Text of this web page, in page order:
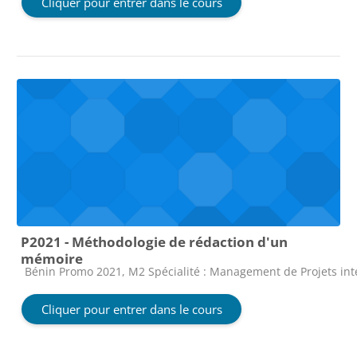
P2021 - Méthodologie de rédaction d'un
mémoire
Catégorie de cours
Bénin Promo 2021, M2 Spécialité : Management de Projets
Cliquer pour entrer dans le cours